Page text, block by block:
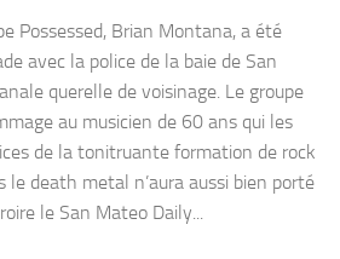
Possessed, Brian Montana, a été
avec la police de la baie de San
querelle de voisinage. Le groupe
au musicien de 60 ans qui les
de la tonitruante formation de rock
le death metal n’aura aussi bien porté
le San Mateo Daily...